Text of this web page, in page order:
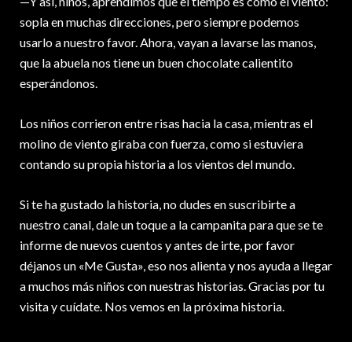
sopla en muchas direcciones, pero siempre podemos
usarlo a nuestro favor. Ahora, vayan a lavarse las manos,
que la abuela nos tiene un buen chocolate calientito
esperándonos.
Los niños corrieron entre risas hacia la casa, mientras el
molino de viento giraba con fuerza, como si estuviera
contando su propia historia a los vientos del mundo.
Si te ha gustado la historia, no dudes en suscribirte a
nuestro canal, dale un toque a la campanita para que se te
informe de nuevos cuentos y antes de irte, por favor
déjanos un «Me Gusta», eso nos alienta y nos ayuda a llegar
a muchos más niños con nuestras historias. Gracias por tu
visita y cuídate. Nos vemos en la próxima historia.